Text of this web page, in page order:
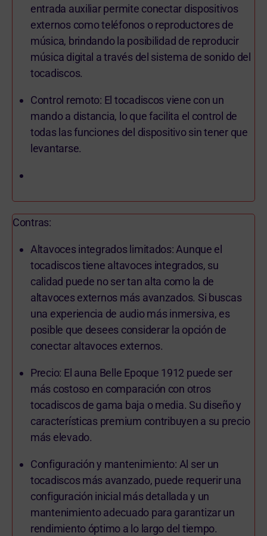
entrada auxiliar permite conectar dispositivos
externos como teléfonos o reproductores de
música, brindando la posibilidad de reproducir
música digital a través del sistema de sonido del
tocadiscos.
Control remoto: El tocadiscos viene con un
mando a distancia, lo que facilita el control de
todas las funciones del dispositivo sin tener que
levantarse.
Contras:
Altavoces integrados limitados: Aunque el
tocadiscos tiene altavoces integrados, su
calidad puede no ser tan alta como la de
altavoces externos más avanzados. Si buscas
una experiencia de audio más inmersiva, es
posible que desees considerar la opción de
conectar altavoces externos.
Precio: El auna Belle Epoque 1912 puede ser
más costoso en comparación con otros
tocadiscos de gama baja o media. Su diseño y
características premium contribuyen a su precio
más elevado.
Configuración y mantenimiento: Al ser un
tocadiscos más avanzado, puede requerir una
configuración inicial más detallada y un
mantenimiento adecuado para garantizar un
rendimiento óptimo a lo largo del tiempo.